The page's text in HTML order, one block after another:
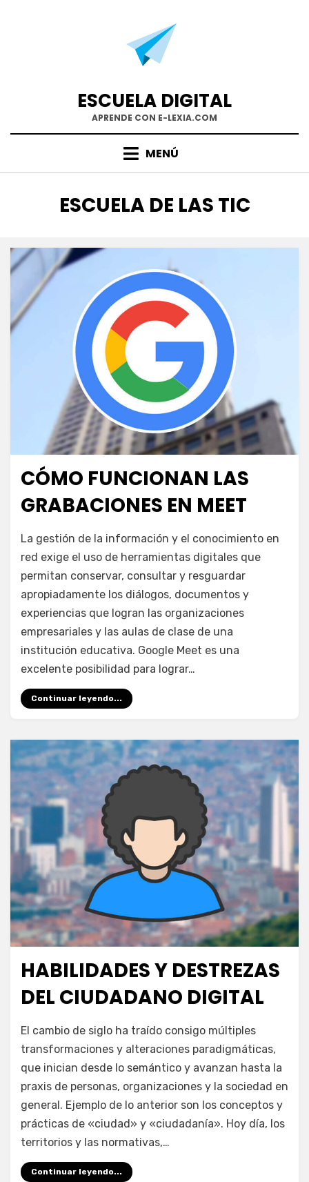
ESCUELA DIGITAL
APRENDE CON E-LEXIA.COM
MENÚ
CATEGORÍA
:
ESCUELA DE LAS TIC
Publicada
el
junio 17, 2025
Escuela de las TIC
CÓMO FUNCIONAN LAS
GRABACIONES EN MEET
juancadotcom
Deja un comentario
funcionan
las
grabaciones
en
Meet
La gestión de la información y el conocimiento en
red exige el uso de herramientas digitales que
permitan conservar, consultar y resguardar
apropiadamente los diálogos, documentos y
experiencias que logran las organizaciones
empresariales y las aulas de clase de una
institución educativa. Google Meet es una
excelente posibilidad para lograr…
Continuar leyendo...
Publicada
el
julio 10, 2024
Escuela de las TIC
HABILIDADES Y DESTREZAS
DEL CIUDADANO DIGITAL
juancadotcom
Deja un comentario
y
destrezas
del
ciudadano
El cambio de siglo ha traído consigo múltiples
transformaciones y alteraciones paradigmáticas,
que inician desde lo semántico y avanzan hasta la
praxis de personas, organizaciones y la sociedad en
general. Ejemplo de lo anterior son los conceptos y
prácticas de «ciudad» y «ciudadanía». Hoy día, los
territorios y las normativas,…
Continuar leyendo...